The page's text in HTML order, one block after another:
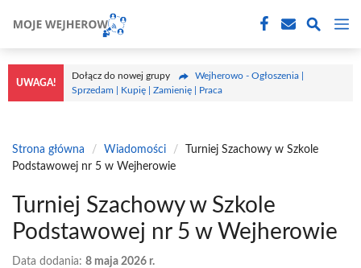
treści
UWAGA!
Dołącz do nowej grupy
Wejherowo - Ogłoszenia |
Sprzedam | Kupię | Zamienię | Praca
Strona główna / Wiadomości /
Turniej Szachowy w Szkole
Podstawowej nr 5 w Wejherowie
Turniej Szachowy w Szkole
Podstawowej nr 5 w Wejherowie
Data dodania: 8 maja 2026 r.